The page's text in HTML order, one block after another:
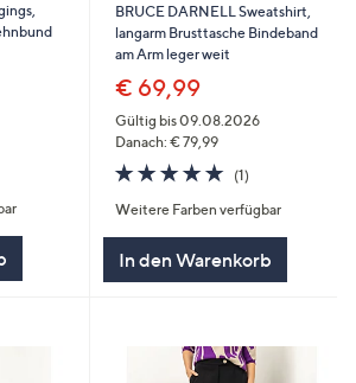
BRUCE DARNELL Sweatshirt,
langarm Brusttasche Bindeband
am Arm leger weit
€ 69,99
Gültig bis 09.08.2026
Danach: € 79,99
5.0
von
5
(1)1
Weitere Farben verfügbar
In den Warenkorb